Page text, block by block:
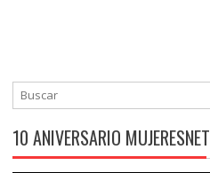
10 ANIVERSARIO MUJERESNET